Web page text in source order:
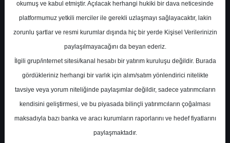
KARSN - Toplantı Notu
okumuş ve kabul etmiştir. Açılacak herhangi hukiki bir dava neticesinde
platformumuz yetkili merciler ile gerekli uzlaşmayı sağlayacaktır, lakin
zorunlu şartlar ve resmi kurumlar dışında hiç bir yerde Kişisel Verilerinizin
paylaşılmayacağını da beyan ederiz.
İlgili grup/internet sitesi/kanal hesabı bir yatırım kuruluşu değildir. Burada
gördükleriniz herhangi bir varlık için alım/satım yönlendirici nitelikte
tavsiye veya yorum niteliğinde paylaşımlar değildir, sadece yatırımcıların
kendisini geliştirmesi, ve bu piyasada bilinçli yatırımcıların çoğalması
maksadıyla bazı banka ve aracı kurumların raporlarını ve hedef fiyatlarını
paylaşmaktadır.